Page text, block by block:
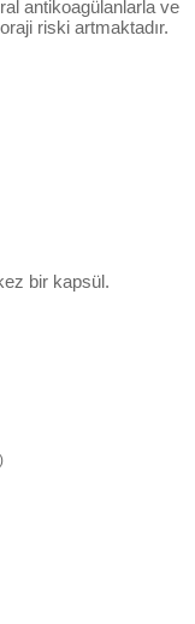
antikoagülanlarla ve
riski artmaktadır.
bir kapsül.